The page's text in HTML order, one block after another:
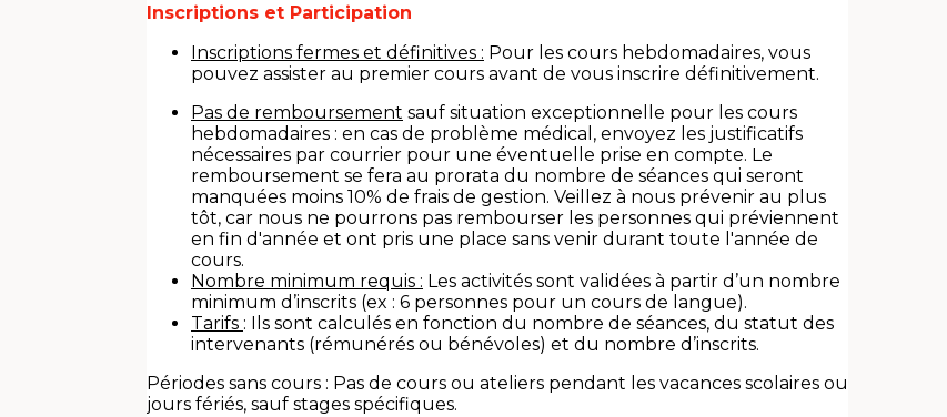
Inscriptions et Participation
Inscriptions fermes et définitives : Pour les cours hebdomadaires, vous
pouvez assister au premier cours avant de vous inscrire définitivement.
Pas de remboursement sauf situation exceptionnelle pour les cours
hebdomadaires : en cas de problème médical, envoyez les justificatifs
nécessaires par courrier pour une éventuelle prise en compte. Le
remboursement se fera au prorata du nombre de séances qui seront
manquées moins 10% de frais de gestion. Veillez à nous prévenir au plus
tôt, car nous ne pourrons pas rembourser les personnes qui préviennent
en fin d'année et ont pris une place sans venir durant toute l'année de
cours.
Nombre minimum requis : Les activités sont validées à partir d’un nombre
minimum d’inscrits (ex : 6 personnes pour un cours de langue).
Tarifs : Ils sont calculés en fonction du nombre de séances, du statut des
intervenants (rémunérés ou bénévoles) et du nombre d’inscrits.
Périodes sans cours : Pas de cours ou ateliers pendant les vacances scolaires ou
jours fériés, sauf stages spécifiques.